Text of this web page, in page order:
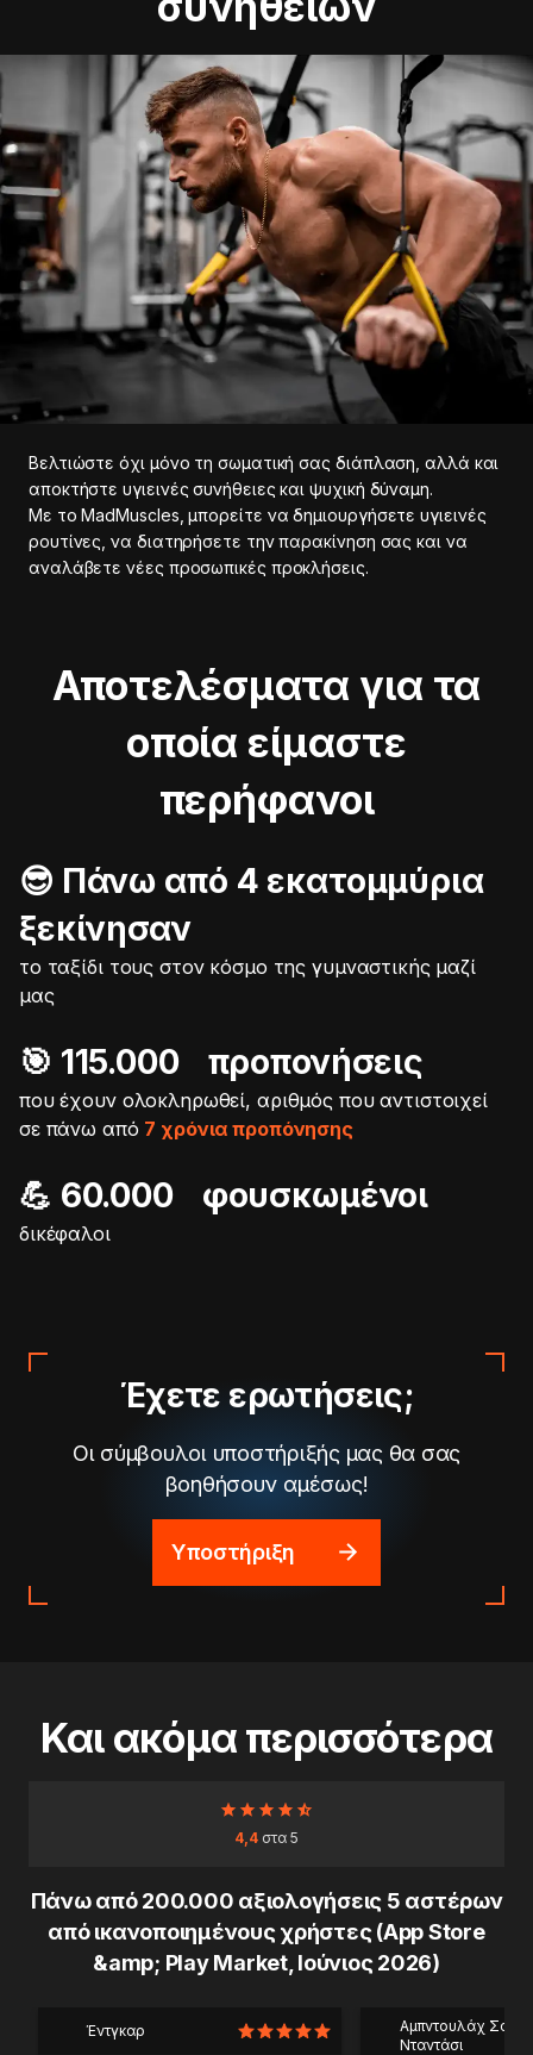
Βελτιώστε όχι μόνο τη σωματική σας διάπλαση, αλλά και
αποκτήστε υγιεινές συνήθειες και ψυχική δύναμη.
Με το MadMuscles, μπορείτε να δημιουργήσετε υγιεινές
ρουτίνες, να διατηρήσετε την παρακίνηση σας και να
αναλάβετε νέες προσωπικές προκλήσεις.
Αποτελέσματα για τα
οποία είμαστε
περήφανοι
😎 Πάνω από 4 εκατομμύρια
ξεκίνησαν
το ταξίδι τους στον κόσμο της γυμναστικής μαζί
μας
🎯️ 115.000 προπονήσεις
που έχουν ολοκληρωθεί, αριθμός που αντιστοιχεί
σε πάνω από 7 χρόνια προπόνησης
💪 60.000 φουσκωμένοι
δικέφαλοι
Έχετε ερωτήσεις;
Οι σύμβουλοι υποστήριξής μας θα σας
βοηθήσουν αμέσως!
Υποστήριξη
Και ακόμα περισσότερα
4,4στα 5
Πάνω από 200.000 αξιολογήσεις 5 αστέρων
από ικανοποιημένους χρήστες (App Store
&amp; Play Market, Ιούνιος 2026)
Έντγκαρ
Αμπντουλάχ
Νταντάσι